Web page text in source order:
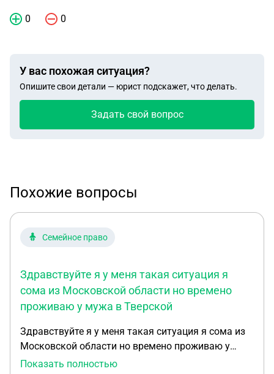
0 0
У вас похожая ситуация?
Опишите свои детали — юрист подскажет, что делать.
Задать свой вопрос
Похожие вопросы
Семейное право
Здравствуйте я у меня такая ситуация я
сома из Московской области но времено
проживаю у мужа в Тверской
Здравствуйте я у меня такая ситуация я сома из
Московской области но времено проживаю у
мужа в Тверской области есть пять дней трое
Показать полностью